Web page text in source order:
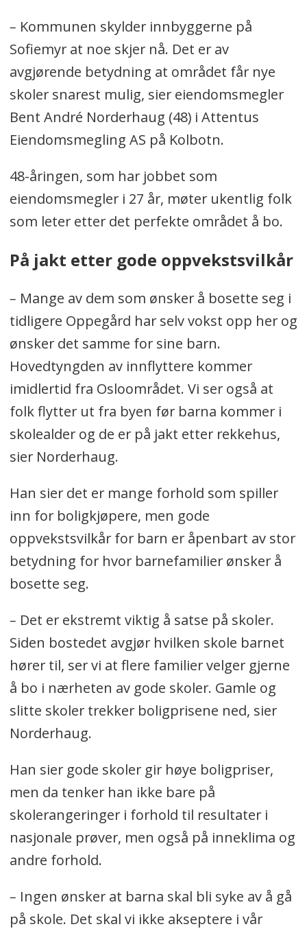
– Kommunen skylder innbyggerne på
Sofiemyr at noe skjer nå. Det er av
avgjørende betydning at området får nye
skoler snarest mulig, sier eiendomsmegler
Bent André Norderhaug (48) i Attentus
Eiendomsmegling AS på Kolbotn.
48-åringen, som har jobbet som
eiendomsmegler i 27 år, møter ukentlig folk
som leter etter det perfekte området å bo.
På jakt etter gode oppvekstsvilkår
– Mange av dem som ønsker å bosette seg i
tidligere Oppegård har selv vokst opp her og
ønsker det samme for sine barn.
Hovedtyngden av innflyttere kommer
imidlertid fra Osloområdet. Vi ser også at
folk flytter ut fra byen før barna kommer i
skolealder og de er på jakt etter rekkehus,
sier Norderhaug.
Han sier det er mange forhold som spiller
inn for boligkjøpere, men gode
oppvekstsvilkår for barn er åpenbart av stor
betydning for hvor barnefamilier ønsker å
bosette seg.
– Det er ekstremt viktig å satse på skoler.
Siden bostedet avgjør hvilken skole barnet
hører til, ser vi at flere familier velger gjerne
å bo i nærheten av gode skoler. Gamle og
slitte skoler trekker boligprisene ned, sier
Norderhaug.
Han sier gode skoler gir høye boligpriser,
men da tenker han ikke bare på
skolerangeringer i forhold til resultater i
nasjonale prøver, men også på inneklima og
andre forhold.
– Ingen ønsker at barna skal bli syke av å gå
på skole. Det skal vi ikke akseptere i vår